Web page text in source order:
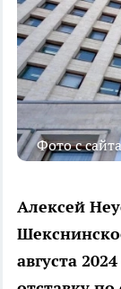
Фото с
Алексей
августа